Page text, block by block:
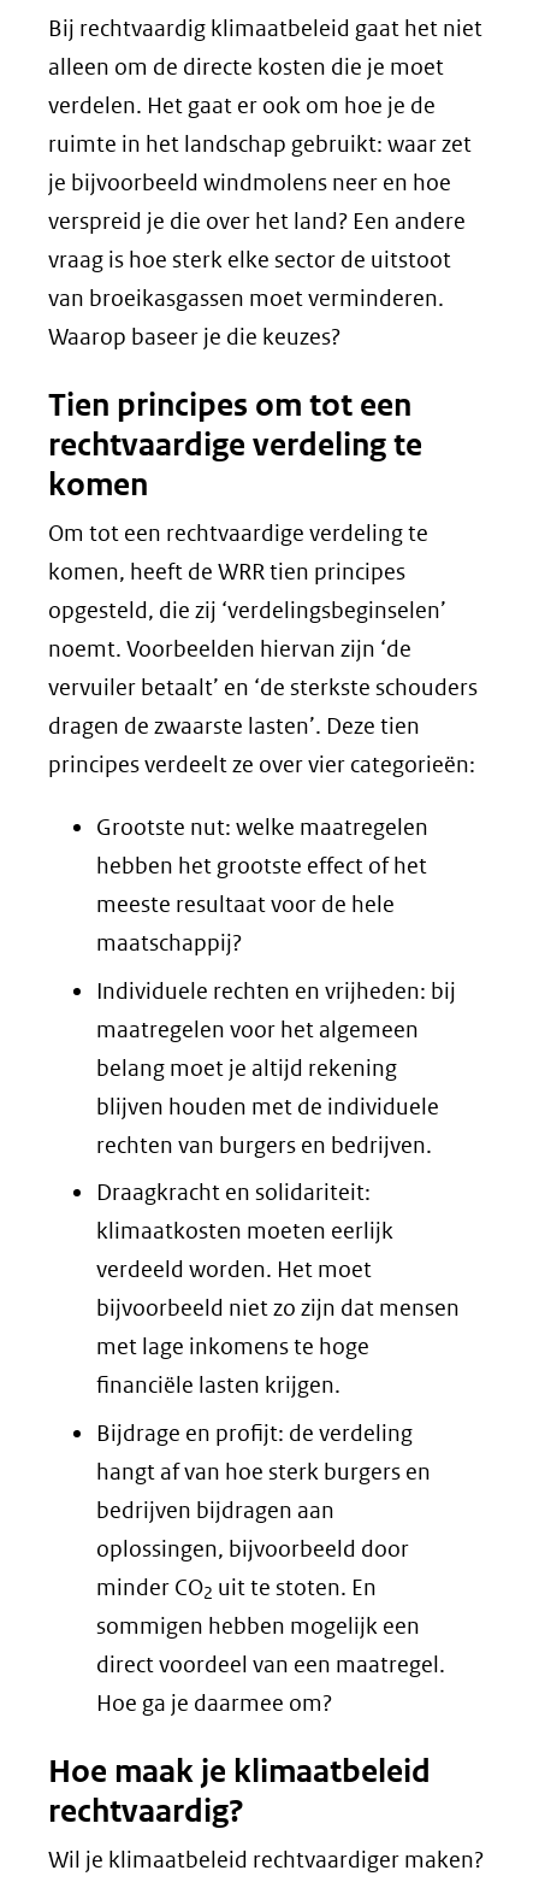
Bij rechtvaardig klimaatbeleid gaat het niet
alleen om de directe kosten die je moet
verdelen. Het gaat er ook om hoe je de
ruimte in het landschap gebruikt: waar zet
je bijvoorbeeld windmolens neer en hoe
verspreid je die over het land? Een andere
vraag is hoe sterk elke sector de uitstoot
van broeikasgassen moet verminderen.
Waarop baseer je die keuzes?
Tien principes om tot een
rechtvaardige verdeling te
komen
Om tot een rechtvaardige verdeling te
komen, heeft de WRR tien principes
opgesteld, die zij ‘verdelingsbeginselen’
noemt. Voorbeelden hiervan zijn ‘de
vervuiler betaalt’ en ‘de sterkste schouders
dragen de zwaarste lasten’. Deze tien
principes verdeelt ze over vier categorieën:
Grootste nut: welke maatregelen
hebben het grootste effect of het
meeste resultaat voor de hele
maatschappij?
Individuele rechten en vrijheden: bij
maatregelen voor het algemeen
belang moet je altijd rekening
blijven houden met de individuele
rechten van burgers en bedrijven.
Draagkracht en solidariteit:
klimaatkosten moeten eerlijk
verdeeld worden. Het moet
bijvoorbeeld niet zo zijn dat mensen
met lage inkomens te hoge
financiële lasten krijgen.
Bijdrage en profijt: de verdeling
hangt af van hoe sterk burgers en
bedrijven bijdragen aan
oplossingen, bijvoorbeeld door
minder CO2 uit te stoten. En
sommigen hebben mogelijk een
direct voordeel van een maatregel.
Hoe ga je daarmee om?
Hoe maak je klimaatbeleid
rechtvaardig?
Wil je klimaatbeleid rechtvaardiger maken?